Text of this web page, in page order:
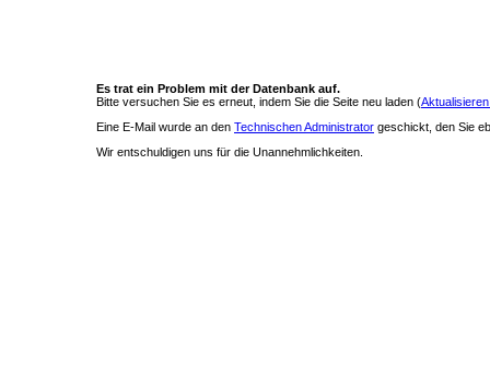
Es trat ein Problem mit der Datenbank auf.
Bitte versuchen Sie es erneut, indem Sie die Seite neu laden (
Eine E-Mail wurde an den Technischen Administrator geschickt, den Sie
Wir entschuldigen uns für die Unannehmlichkeiten.